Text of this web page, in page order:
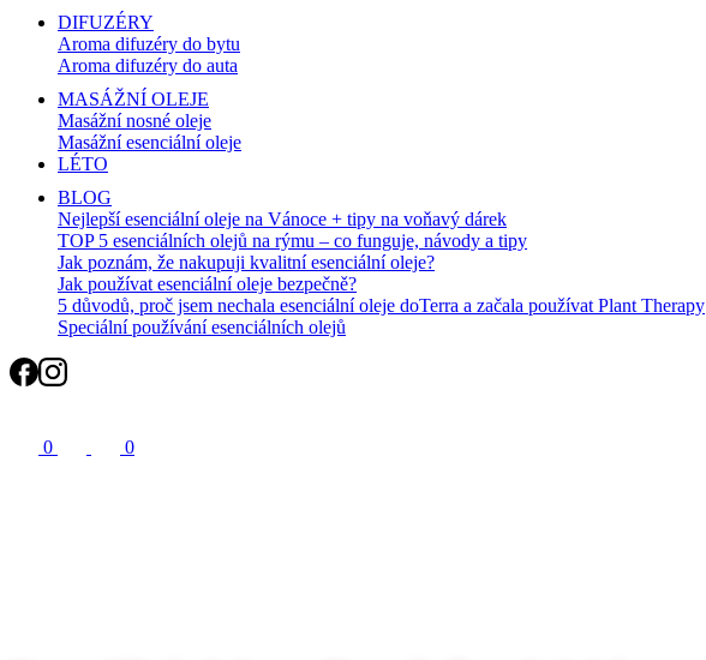
DIFUZÉRY
Aroma difuzéry do bytu
Aroma difuzéry do auta
MASÁŽNÍ OLEJE
Masážní nosné oleje
Masážní esenciální oleje
LÉTO
BLOG
Nejlepší esenciální oleje na Vánoce + tipy na voňavý dárek
TOP 5 esenciálních olejů na rýmu – co funguje, návody a tipy
Jak poznám, že nakupuji kvalitní esenciální oleje?
Jak používat esenciální oleje bezpečně?
5 důvodů, proč jsem nechala esenciální oleje doTerra a začala používat Plant Therapy
Speciální používání esenciálních olejů
0 0